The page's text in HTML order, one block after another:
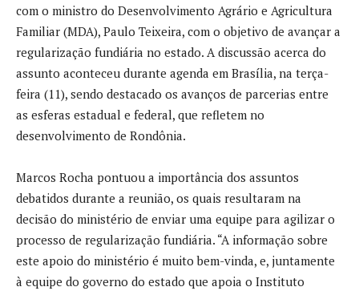
com o ministro do Desenvolvimento Agrário e Agricultura
Familiar (MDA), Paulo Teixeira, com o objetivo de avançar a
regularização fundiária no estado. A discussão acerca do
assunto aconteceu durante agenda em Brasília, na terça-
feira (11), sendo destacado os avanços de parcerias entre
as esferas estadual e federal, que refletem no
desenvolvimento de Rondônia.
Marcos Rocha pontuou a importância dos assuntos
debatidos durante a reunião, os quais resultaram na
decisão do ministério de enviar uma equipe para agilizar o
processo de regularização fundiária. “A informação sobre
este apoio do ministério é muito bem-vinda, e, juntamente
à equipe do governo do estado que apoia o Instituto